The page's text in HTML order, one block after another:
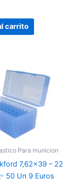
carrito
Para municion
7,62×39 – 22
50 Un 9 Euros